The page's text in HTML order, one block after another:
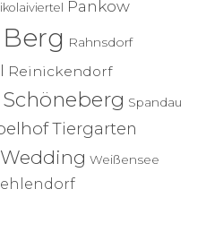
Pankow
Rahnsdorf
Reinickendorf
Schöneberg Spandau
Tiergarten
Wedding Weißensee